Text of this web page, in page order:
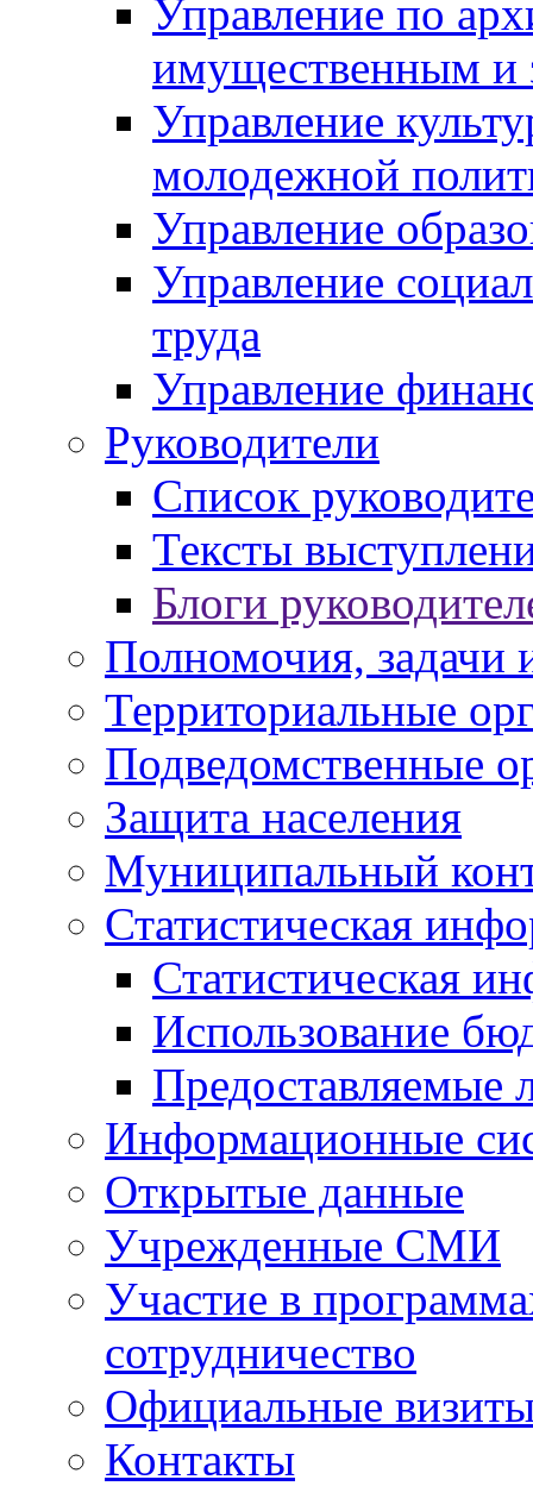
Управление по
имущественным и
Управление
молодежной
Управление
Управление
труда
Управление
Руководители
Список
Тексты
Блоги
Полномочия, задачи
Территориальные
Подведомственные
Защита населения
Муниципальный
Статистическая
Статистическая
Использование
Предоставляемые
Информационные
Открытые данные
Учрежденные СМИ
Участие в
сотрудничество
Официальные
Контакты